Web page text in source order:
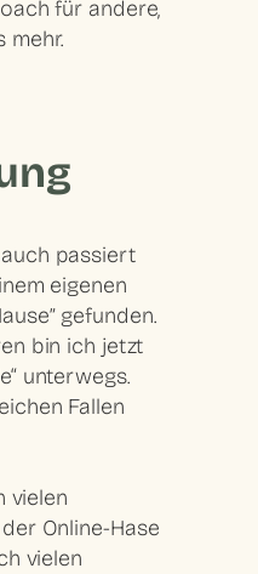
für andere,
mehr.
passiert
eigenen
gefunden.
bin ich jetzt
unterwegs.
Fallen
vielen
Online-Hase
vielen